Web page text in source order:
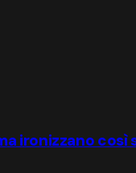
ironizzano così